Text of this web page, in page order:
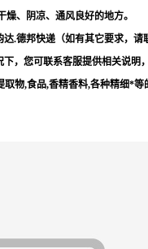
燥、阴凉、通风良好的地方。
达.德邦快递（如有其它要求，
，您可联系客服提供相关说明
物,食品,香精香料,各种精细*